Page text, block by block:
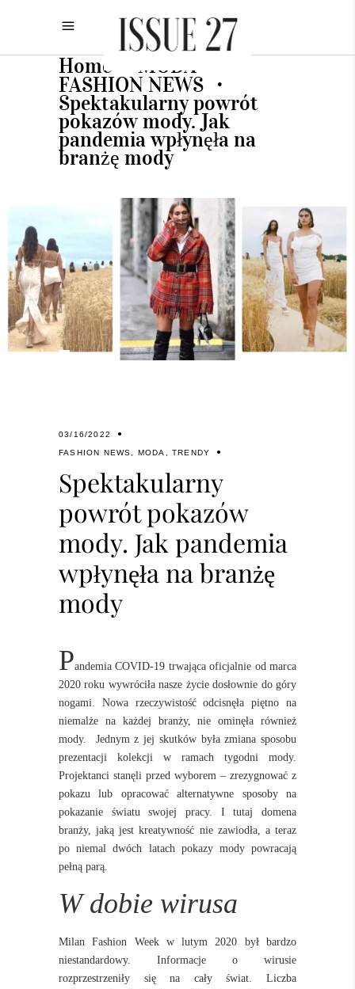
Home MODA
FASHION NEWS •
Spektakularny powrót
pokazów mody. Jak
pandemia wpłynęła na
branżę mody
03/16/2022
FASHION NEWS, MODA ,TRENDY
Spektakularny
powrót pokazów
mody. Jak pandemia
wpłynęła na branżę
mody
Pandemia COVID-19 trwająca oficjalnie od marca
2020 roku wywróciła nasze życie dosłownie do góry
nogami. Nowa rzeczywistość odcisnęła piętno na
niemalże na każdej branży, nie ominęła również
mody. Jednym z jej skutków była zmiana sposobu
prezentacji kolekcji w ramach tygodni mody.
Projektanci stanęli przed wyborem – zrezygnować z
pokazu lub opracować alternatywne sposoby na
pokazanie światu swojej pracy. I tutaj domena
branży, jaką jest kreatywność nie zawiodła, a teraz
po niemal dwóch latach pokazy mody powracają
pełną parą.
W dobie wirusa
Milan Fashion Week w lutym 2020 był bardzo
niestandardowy. Informacje o wirusie
rozprzestrzeniły się na cały świat. Liczba